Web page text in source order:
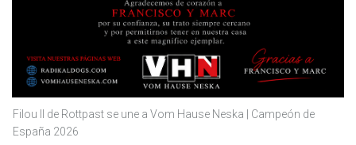
Filou II de Rottpast se une a Vom Hause Neska | Campeón de
España 2026